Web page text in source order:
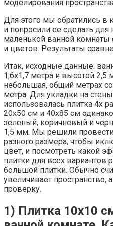
моделирования
Для этого мы обратились в
и попросили ее сделать для
маленькой ванной комнаты
и цветов. Результаты
Итак, исходные данные:
1,6х1,7 метра и высотой 2,5
небольшая, общий метрах
метра. Для укладки на
использовалась плитка 4х
20х50 см и 40х85 см
зеленый, коричневый и
1,5 мм. Мы решили
разного размера, чтобы
цвет, и посмотреть какой
плитки для всех вариантов
большой плитки. Обычно
увеличивает
проверку.
1) Плитка 10х10